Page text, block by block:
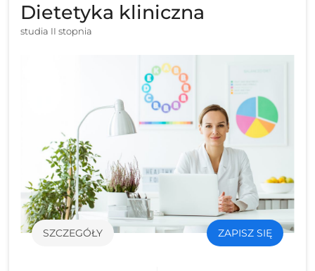
Dietetyka kliniczna
studia II stopnia
SZCZEGÓŁY ZAPISZ SIĘ